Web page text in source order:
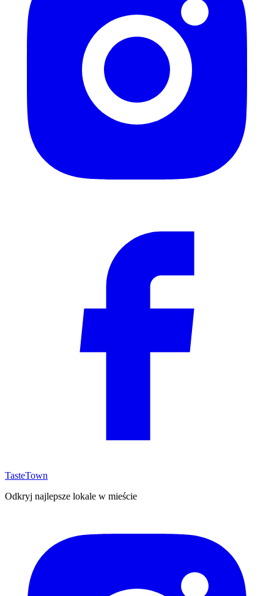
TasteTown
Odkryj najlepsze lokale w mieście